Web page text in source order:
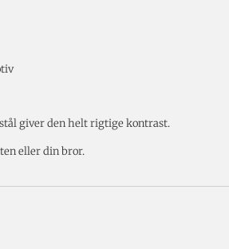
giver den helt rigtige kontrast.
eller din bror.